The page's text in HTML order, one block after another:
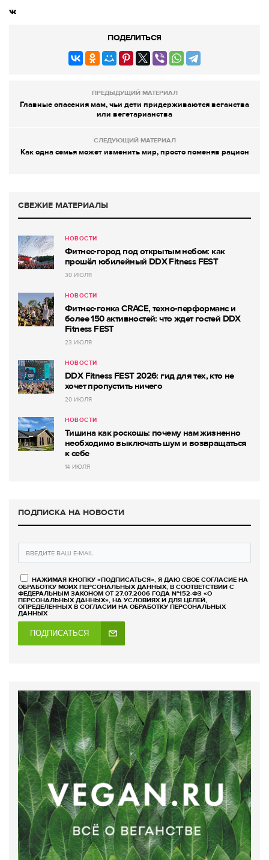
ПОДЕЛИТЬСЯ
ПРЕДЫДУЩИЙ МАТЕРИАЛ
Главные опасения мам, чьи дети придерживаются веганства
или вегетарианства
СЛЕДУЮЩИЙ МАТЕРИАЛ
Как одна семья может изменить мир, просто поменяв рацион
СВЕЖИЕ МАТЕРИАЛЫ
НОВОСТИ
Фитнес-город под открытым небом: как
прошёл юбилейный DDX Fitness FEST
30 ИЮЛЯ
НОВОСТИ
Фитнес-гонка CRACE, техно-перформанс и
более 150 активностей: что ждет гостей DDX
Fitness FEST
23 ИЮЛЯ
НОВОСТИ
DDX Fitness FEST 2026: гид для тех, кто не
хочет пропустить ничего
20 ИЮЛЯ
НОВОСТИ
Тишина как роскошь: почему нам жизненно
необходимо выключать шум и возвращаться
к себе
14 ИЮЛЯ
ПОДПИСКА НА НОВОСТИ
НАЖИМАЯ КНОПКУ «ПОДПИСАТЬСЯ», Я ДАЮ СВОЕ СОГЛАСИЕ НА
ОБРАБОТКУ МОИХ ПЕРСОНАЛЬНЫХ ДАННЫХ, В СООТВЕТСТВИИ С
ФЕДЕРАЛЬНЫМ ЗАКОНОМ ОТ 27.07.2006 ГОДА №152-ФЗ «О
ПЕРСОНАЛЬНЫХ ДАННЫХ», НА УСЛОВИЯХ И ДЛЯ ЦЕЛЕЙ,
ОПРЕДЕЛЕННЫХ В СОГЛАСИИ НА ОБРАБОТКУ ПЕРСОНАЛЬНЫХ
ДАННЫХ
ПОДПИСАТЬСЯ